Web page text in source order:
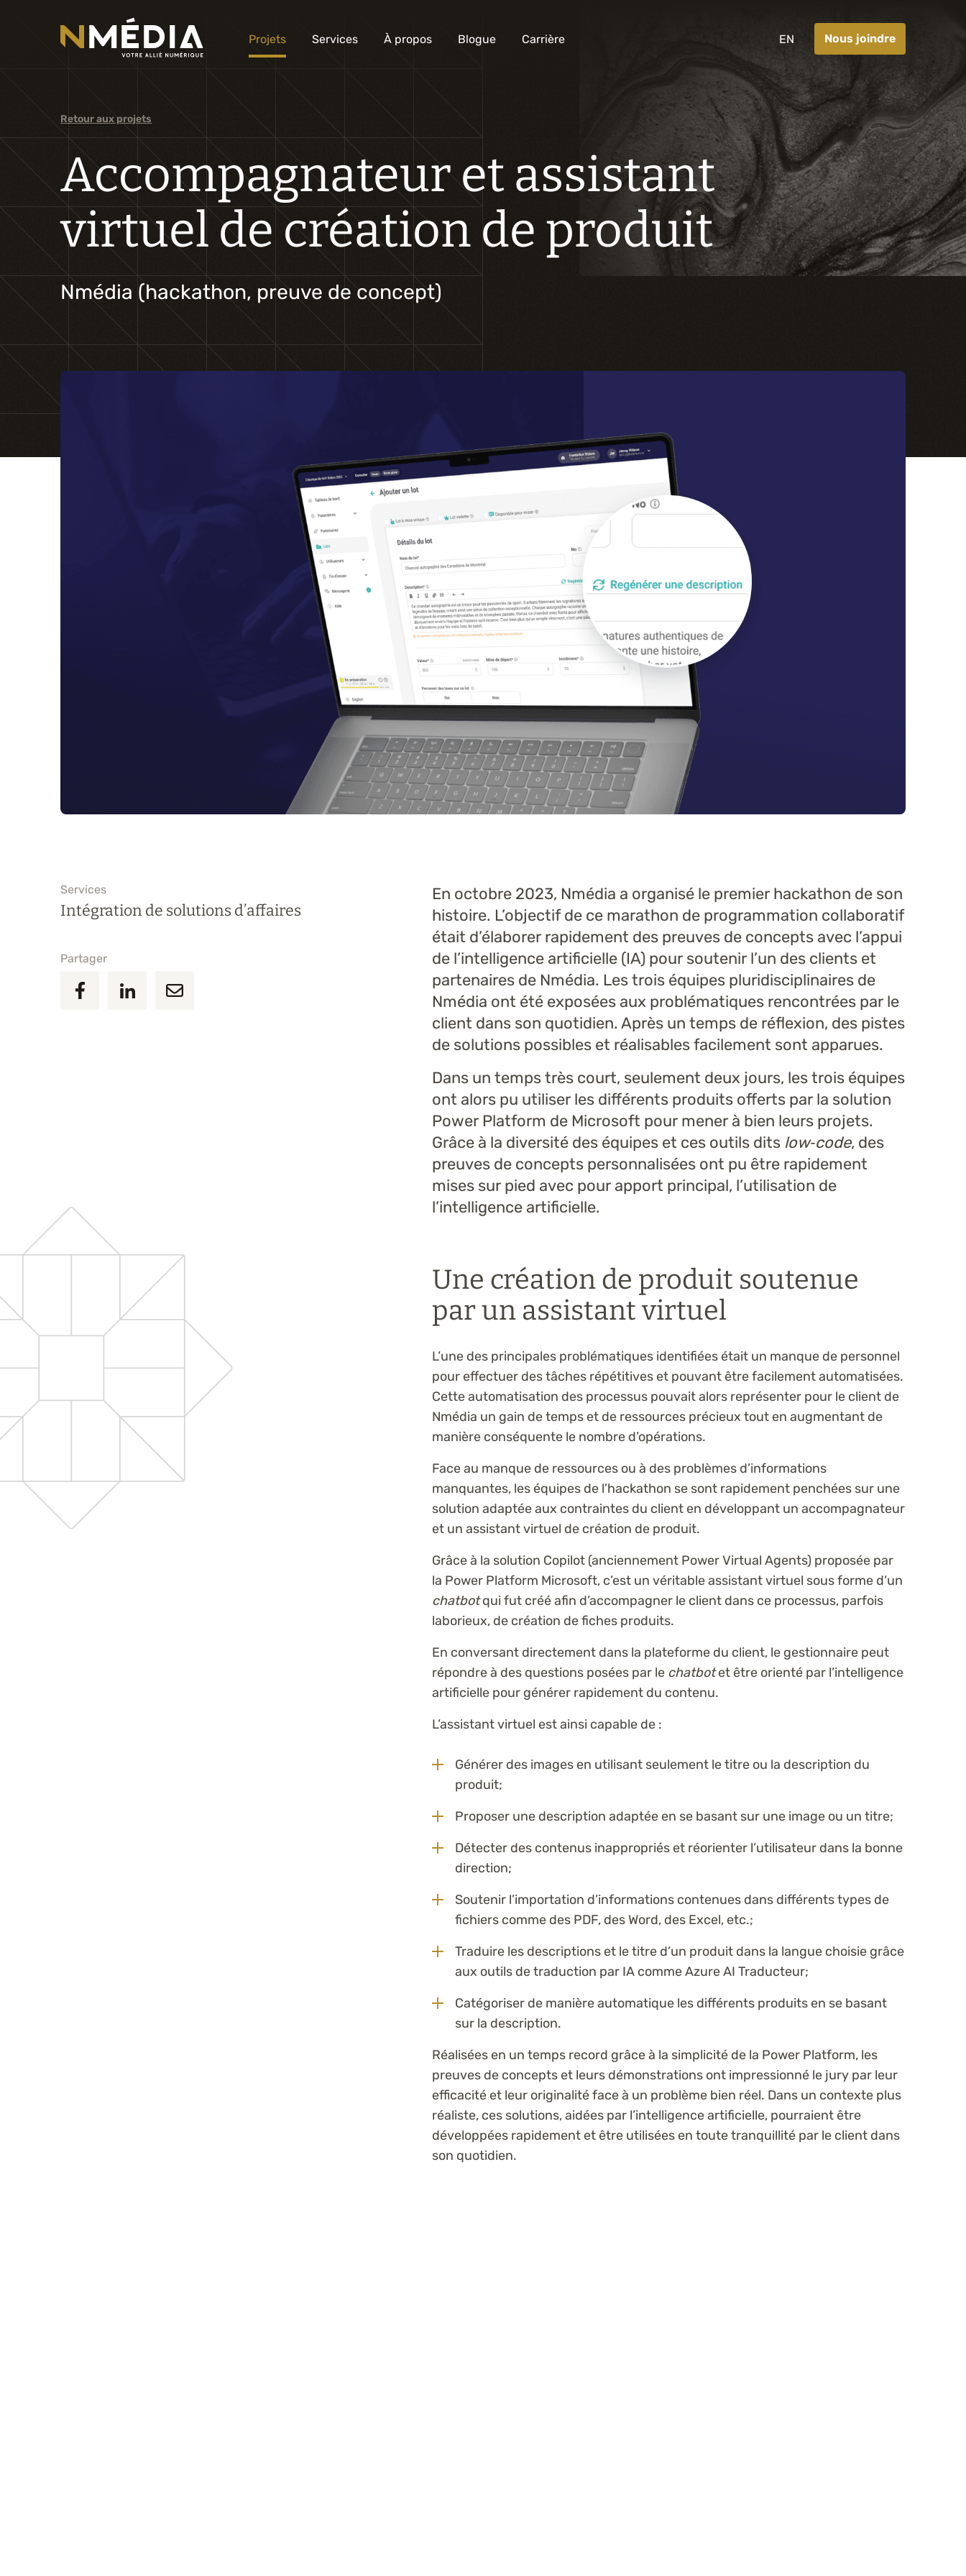
Projets Services
Analyse et conception numérique
Commercialisation numérique
Développement sur mesure
Expérience mobile
Intégration de solutions d’affaires
Intelligence artificielle
Formations
À propos Blogue Carrière EN Nous joindre
Retour aux projets
Accompagnateur et assistant
virtuel de création de produit
Nmédia (hackathon, preuve de concept)
Services
Intégration de solutions d’affaires
Partager
En octobre 2023, Nmédia a organisé le premier hackathon de son
histoire. L’objectif de ce marathon de programmation collaboratif
était d’élaborer rapidement des preuves de concepts avec l’appui
de l’intelligence artificielle (IA) pour soutenir l’un des clients et
partenaires de Nmédia. Les trois équipes pluridisciplinaires de
Nmédia ont été exposées aux problématiques rencontrées par le
client dans son quotidien. Après un temps de réflexion, des pistes
de solutions possibles et réalisables facilement sont apparues.
Dans un temps très court, seulement deux jours, les trois équipes
ont alors pu utiliser les différents produits offerts par la solution
Power Platform de Microsoft pour mener à bien leurs projets.
Grâce à la diversité des équipes et ces outils dits low‑code, des
preuves de concepts personnalisées ont pu être rapidement
mises sur pied avec pour apport principal, l’utilisation de
l’intelligence artificielle.
Une création de produit soutenue
par un assistant virtuel
L’une des principales problématiques identifiées était un manque de personnel
pour effectuer des tâches répétitives et pouvant être facilement automatisées.
Cette automatisation des processus pouvait alors représenter pour le client de
Nmédia un gain de temps et de ressources précieux tout en augmentant de
manière conséquente le nombre d’opérations.
Face au manque de ressources ou à des problèmes d’informations
manquantes, les équipes de l’hackathon se sont rapidement penchées sur une
solution adaptée aux contraintes du client en développant un accompagnateur
et un assistant virtuel de création de produit.
Grâce à la solution Copilot (anciennement Power Virtual Agents) proposée par
la Power Platform Microsoft, c’est un véritable assistant virtuel sous forme d’un
chatbotqui fut créé afin d’accompagner le client dans ce processus, parfois
laborieux, de création de fiches produits.
En conversant directement dans la plateforme du client, le gestionnaire peut
répondre à des questions posées par le chatbotet être orienté par l’intelligence
artificielle pour générer rapidement du contenu.
L’assistant virtuel est ainsi capable de :
Générer des images en utilisant seulement le titre ou la description du
produit;
Proposer une description adaptée en se basant sur une image ou un titre;
Détecter des contenus inappropriés et réorienter l’utilisateur dans la bonne
direction;
Soutenir l’importation d’informations contenues dans différents types de
fichiers comme des PDF, des Word, des Excel, etc.;
Traduire les descriptions et le titre d’un produit dans la langue choisie grâce
aux outils de traduction par IA comme Azure AI Traducteur;
Catégoriser de manière automatique les différents produits en se basant
sur la description.
Réalisées en un temps record grâce à la simplicité de la Power Platform, les
preuves de concepts et leurs démonstrations ont impressionné le jury par leur
efficacité et leur originalité face à un problème bien réel. Dans un contexte plus
réaliste, ces solutions, aidées par l’intelligence artificielle, pourraient être
développées rapidement et être utilisées en toute tranquillité par le client dans
son quotidien.